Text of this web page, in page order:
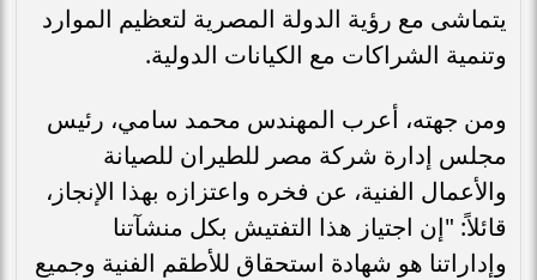
يتماشى مع رؤية الدولة المصرية لتعظيم الموارد
وتنمية الشراكات مع الكيانات الدولية.
ومن جهته، أعرب المهندس محمد سامي، رئيس
مجلس إدارة شركة مصر للطيران للصيانة
والأعمال الفنية، عن فخره واعتزازه بهذا الإنجاز،
قائلاً: "إن اجتياز هذا التفتيش بكل منشآتنا
وإداراتنا هو شهادة استحقاق للأطقم الفنية وجميع